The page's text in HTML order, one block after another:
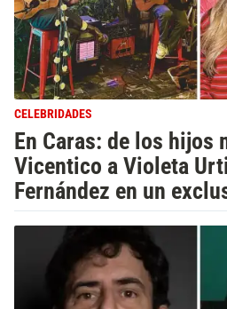
CELEBRIDADES
En Caras: de los hijos
Vicentico a Violeta
Fernández en un